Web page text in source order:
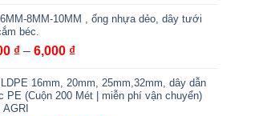
8MM-10MM , ống nhựa dẻo, dây tưới
béc.
₫ – 6,000 ₫Khoảng
từ
3,000 ₫
16mm, 20mm, 25mm,32mm, dây dẫn
PE (Cuộn 200 Mét | miễn phí vận chuyển)
AGRI